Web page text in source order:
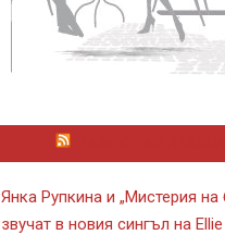
Янка Рупкина и „Мистерия на
звучат в новия сингъл на